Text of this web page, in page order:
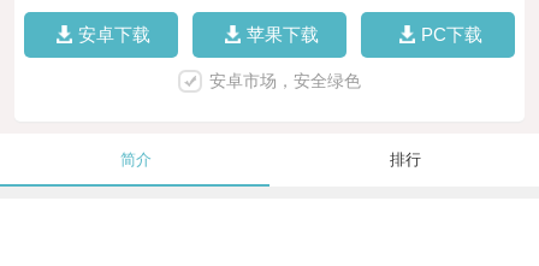
安卓下载 苹果下载 PC下载
安卓市场，安全绿色
简介 排行